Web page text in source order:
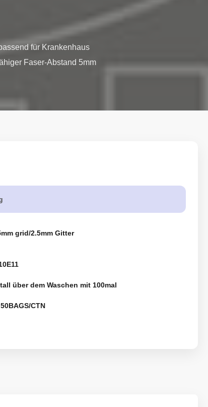
für Krankenhaus
Faser-Abstand 5mm
grid/2.5mm Gitter
über dem Waschen mit 100mal
CTN